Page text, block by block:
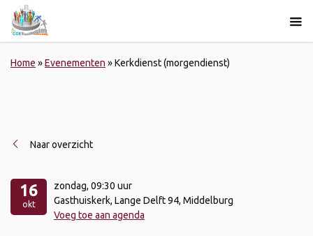
Home »Evenementen »Kerkdienst (morgendienst)
Naar overzicht
16
okt
zondag, 09:30 uur
Gasthuiskerk, Lange Delft 94, Middelburg
Voeg toe aan agenda